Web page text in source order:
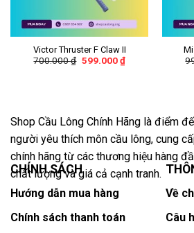
Victor Thruster F Claw II
700.000₫ 599.000₫
Shop Cầu Lông Chính Hãng là điểm
người yêu thích môn cầu lông, cung
chính hãng từ các thương hiệu hàng
chất lượng và giá cả cạnh tranh.
CHÍNH SÁCH
Hướng dẫn mua hàng
Chính sách thanh toán
Về
Câu